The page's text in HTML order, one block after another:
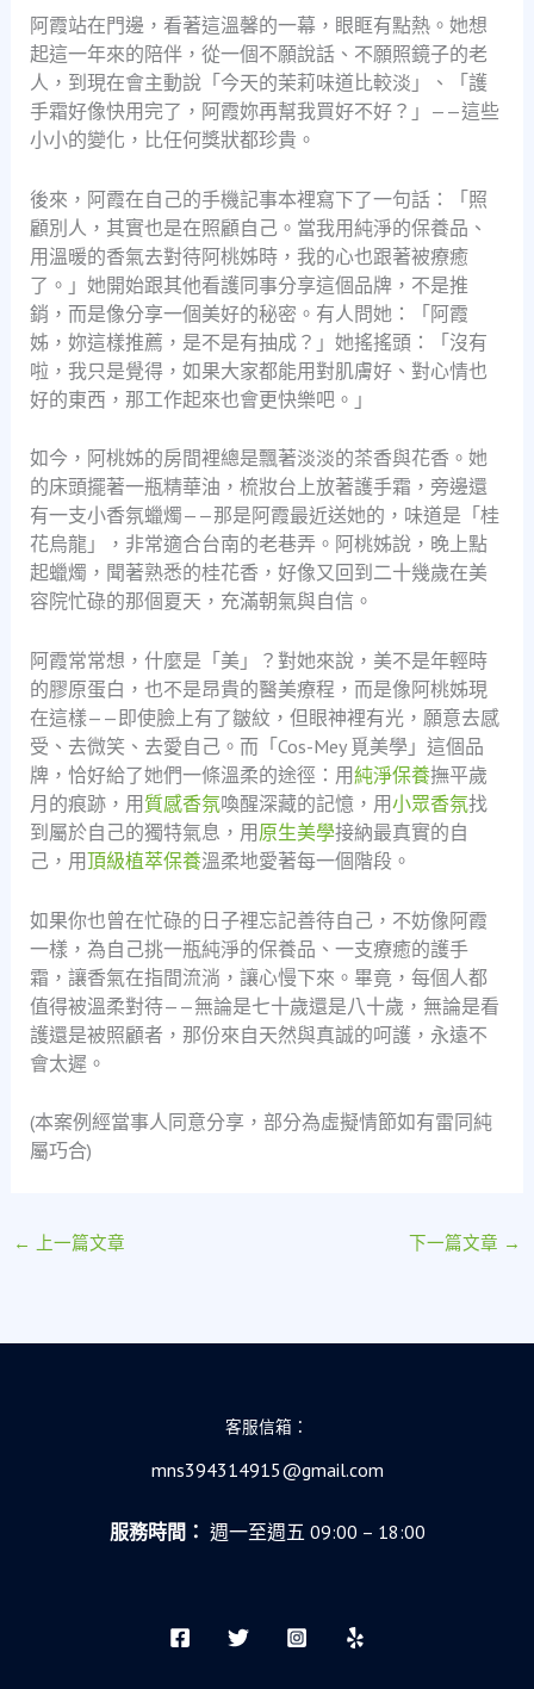
阿霞站在門邊，看著這溫馨的一幕，眼眶有點熱。她想
起這一年來的陪伴，從一個不願說話、不願照鏡子的老
人，到現在會主動說「今天的茉莉味道比較淡」、「護
手霜好像快用完了，阿霞妳再幫我買好不好？」——這些
小小的變化，比任何獎狀都珍貴。
後來，阿霞在自己的手機記事本裡寫下了一句話：「照
顧別人，其實也是在照顧自己。當我用純淨的保養品、
用溫暖的香氣去對待阿桃姊時，我的心也跟著被療癒
了。」她開始跟其他看護同事分享這個品牌，不是推
銷，而是像分享一個美好的秘密。有人問她：「阿霞
姊，妳這樣推薦，是不是有抽成？」她搖搖頭：「沒有
啦，我只是覺得，如果大家都能用對肌膚好、對心情也
好的東西，那工作起來也會更快樂吧。」
如今，阿桃姊的房間裡總是飄著淡淡的茶香與花香。她
的床頭擺著一瓶精華油，梳妝台上放著護手霜，旁邊還
有一支小香氛蠟燭——那是阿霞最近送她的，味道是「桂
花烏龍」，非常適合台南的老巷弄。阿桃姊說，晚上點
起蠟燭，聞著熟悉的桂花香，好像又回到二十幾歲在美
容院忙碌的那個夏天，充滿朝氣與自信。
阿霞常常想，什麼是「美」？對她來說，美不是年輕時
的膠原蛋白，也不是昂貴的醫美療程，而是像阿桃姊現
在這樣——即使臉上有了皺紋，但眼神裡有光，願意去感
受、去微笑、去愛自己。而「Cos-Mey 覓美學」這個品
牌，恰好給了她們一條溫柔的途徑：用純淨保養撫平歲
月的痕跡，用質感香氛喚醒深藏的記憶，用小眾香氛找
到屬於自己的獨特氣息，用原生美學接納最真實的自
己，用頂級植萃保養溫柔地愛著每一個階段。
如果你也曾在忙碌的日子裡忘記善待自己，不妨像阿霞
一樣，為自己挑一瓶純淨的保養品、一支療癒的護手
霜，讓香氣在指間流淌，讓心慢下來。畢竟，每個人都
值得被溫柔對待——無論是七十歲還是八十歲，無論是看
護還是被照顧者，那份來自天然與真誠的呵護，永遠不
會太遲。
(本案例經當事人同意分享，部分為虛擬情節如有雷同純
屬巧合)
← 上一篇文章 下一篇文章 →
客服信箱：
mns394314915@gmail.com
服務時間： 週一至週五 09:00 – 18:00